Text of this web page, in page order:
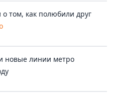
том, как полюбили друг
новые линии метро